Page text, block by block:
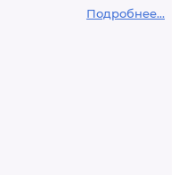
Подробнее...